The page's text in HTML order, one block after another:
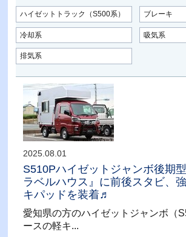
ハイゼットトラック（S500系） ブレーキ
冷却系 吸気系
排気系
2025.08.01
S510Pハイゼットジャンボ後期
ラベルハウス』に前後スタビ、
キパッドを装着♬
愛知県の方のハイゼットジャンボ（
ースの軽キ...